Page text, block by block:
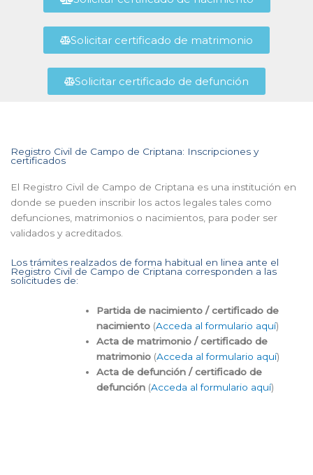
Solicitar certificado de matrimonio
Solicitar certificado de defunción
Registro Civil de Campo de Criptana: Inscripciones y
certificados
El Registro Civil de Campo de Criptana es una institución en
donde se pueden inscribir los actos legales tales como
defunciones, matrimonios o nacimientos, para poder ser
validados y acreditados.
Los trámites realzados de forma habitual en linea ante el
Registro Civil de Campo de Criptana corresponden a las
solicitudes de:
Partida de nacimiento / certificado de
nacimiento (Acceda al formulario aquí)
Acta de matrimonio / certificado de
matrimonio (Acceda al formulario aquí)
Acta de defunción / certificado de
defunción (Acceda al formulario aquí)